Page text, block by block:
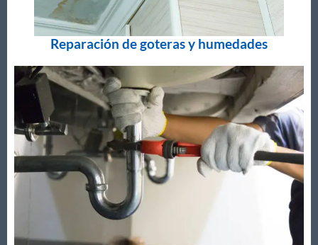
Reparación de goteras y humedades